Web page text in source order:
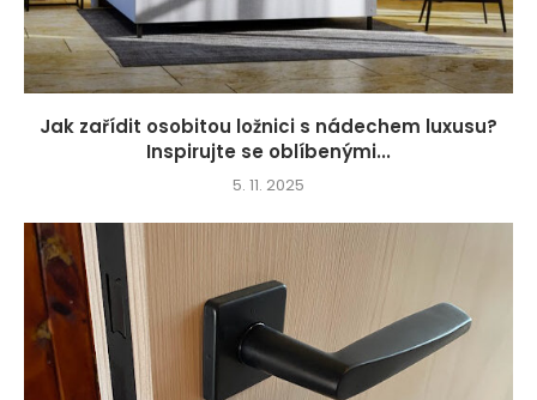
Jak zařídit osobitou ložnici s nádechem luxusu?
Inspirujte se oblíbenými...
5. 11. 2025